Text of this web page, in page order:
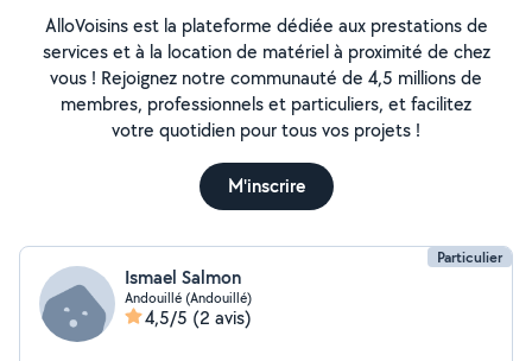
AlloVoisins est la plateforme dédiée aux prestations de
services et à la location de matériel à proximité de chez
vous ! Rejoignez notre communauté de 4,5 millions de
membres, professionnels et particuliers, et facilitez
votre quotidien pour tous vos projets !
M'inscrire
Particulier
Ismael Salmon
Andouillé (Andouillé)
4,5/5 (2 avis)